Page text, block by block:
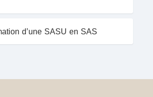
d’une SASU en SAS